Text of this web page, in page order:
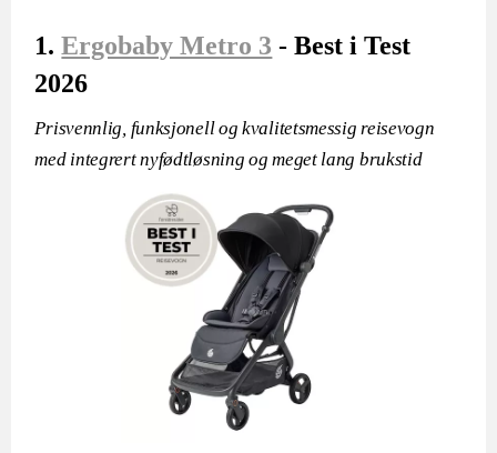
1.Ergobaby Metro 3 - Best i Test
2026
Prisvennlig, funksjonell og kvalitetsmessig reisevogn
med integrert nyfødtløsning og meget lang brukstid